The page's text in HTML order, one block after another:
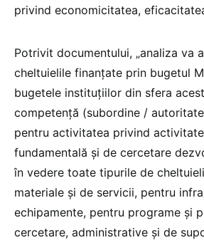
privind economicitatea,
Potrivit documentului, „analiza va
cheltuielile finanțate prin bugetul
bugetele instituțiilor din sfera
competență (subordine /
pentru activitatea privind
fundamentală și de cercetare
în vedere toate tipurile de
materiale și de servicii, pentru
echipamente, pentru programe și
cercetare, administrative și de